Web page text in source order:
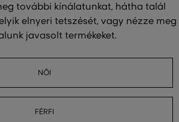
további kínálatunkat, hátha talál
elnyeri tetszését, vagy nézze meg
javasolt termékeket.
NŐI
FÉRFI